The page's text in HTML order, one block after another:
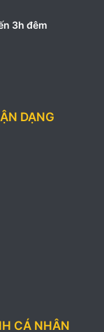
3h đêm
DẠNG
CÁ NHÂN